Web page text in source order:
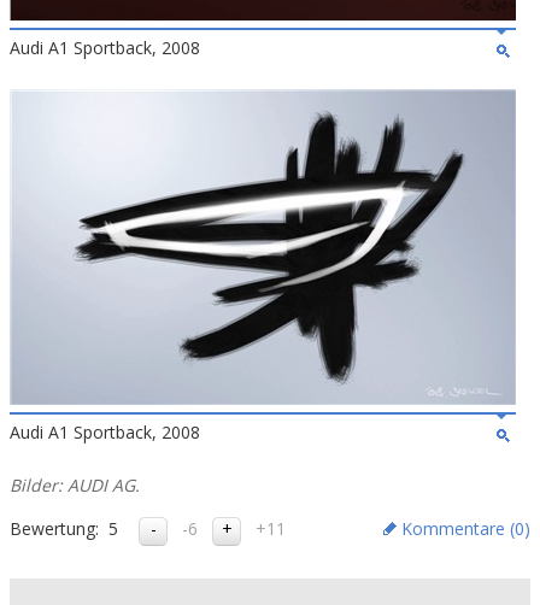
Audi A1 Sportback, 2008
Audi A1 Sportback, 2008
Bilder: AUDI AG.
Bewertung: 5 -6 +11 Kommentare (0)